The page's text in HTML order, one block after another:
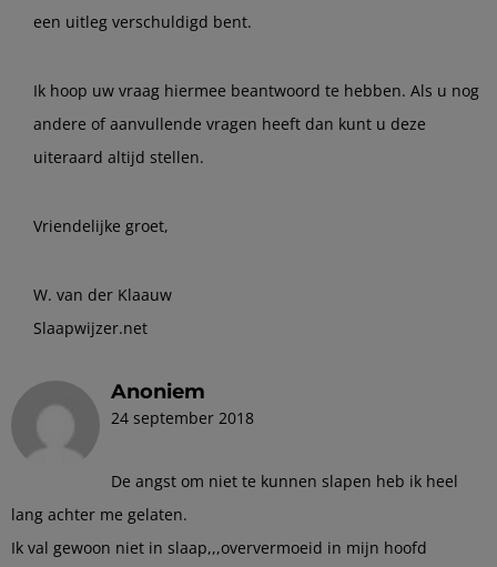
een uitleg verschuldigd bent.
Ik hoop uw vraag hiermee beantwoord te hebben. Als u nog
andere of aanvullende vragen heeft dan kunt u deze
uiteraard altijd stellen.
Vriendelijke groet,
W. van der Klaauw
Slaapwijzer.net
Anoniem
24 september 2018
De angst om niet te kunnen slapen heb ik heel
lang achter me gelaten.
Ik val gewoon niet in slaap,,,oververmoeid in mijn hoofd